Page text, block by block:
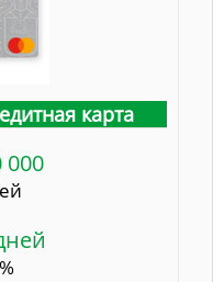
карта
000